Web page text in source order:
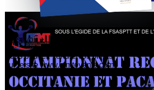
En savoir +
Vous pouvez vendre vos billets
sur le site www.afmtevents.com